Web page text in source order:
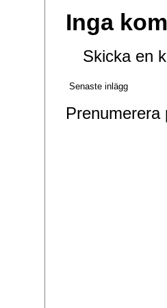
Inga
Skicka en
Senaste inlägg